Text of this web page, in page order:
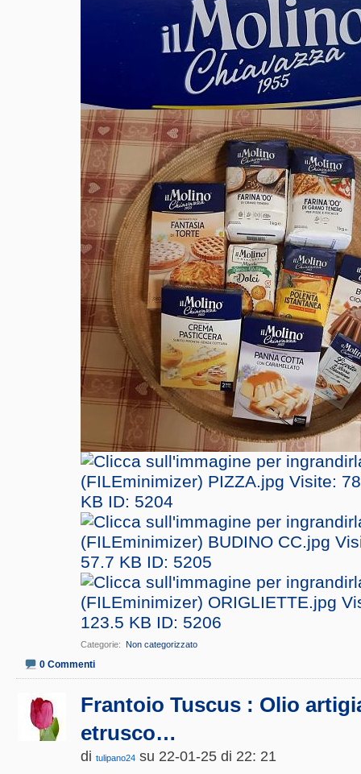
Categorie Non categorizzato
0 Commenti
Frantoio Tuscus : Olio
etrusco…
di tulipano24 su 22-01-25 di 22: 21